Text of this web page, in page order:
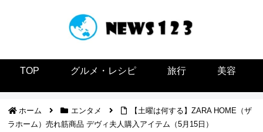
TOP グルメ・レシピ 旅行 美容
ホーム エンタメ
【土曜は何する】ZARA HOME（ザ
ラホーム）売れ筋商品 デヴィ夫人購入アイテム（5月15日）